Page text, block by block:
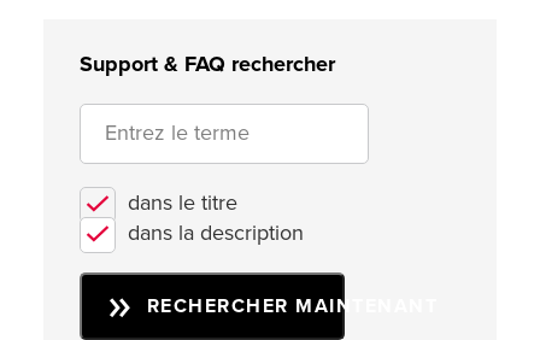
Support & FAQ rechercher
dans le titre
dans la description
RECHERCHER MAINTENANT